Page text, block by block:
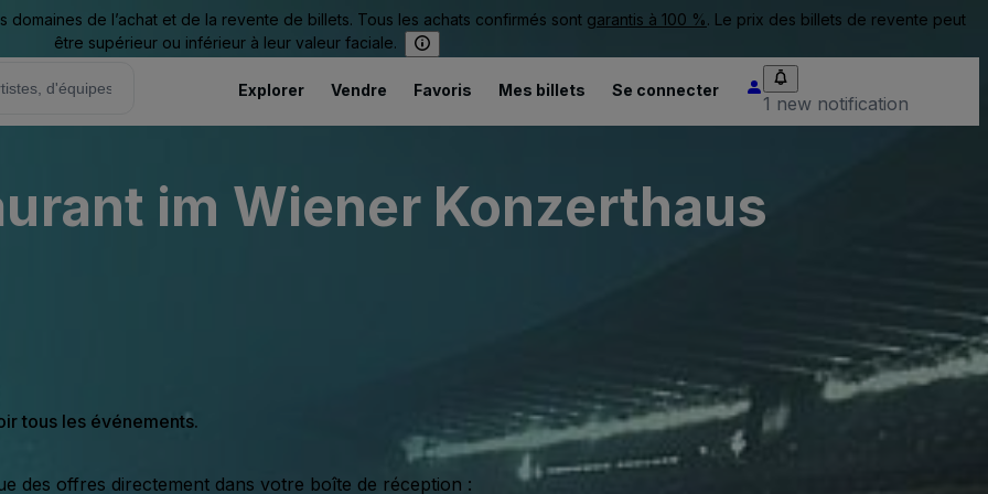
de l’achat et de la revente de billets. Tous les achats confirmés sont garantis à 100 %. Le prix des billets de revente peut
être supérieur ou inférieur à leur valeur faciale.
Explorer Vendre Favoris Mes billets Se connecter
1 new notification
im Wiener Konzerthaus
tous les événements.
des offres directement dans votre boîte de réception :